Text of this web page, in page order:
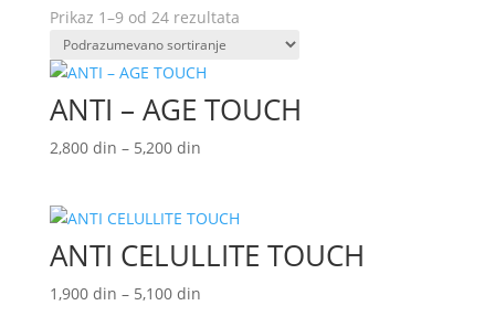
Prikaz 1–9 od 24 rezultata
ANTI – AGE TOUCH
2,800 din – 5,200 dinRaspon
2,800 din
do
5,200 din
ANTI CELULLITE TOUCH
1,900 din – 5,100 dinRaspon